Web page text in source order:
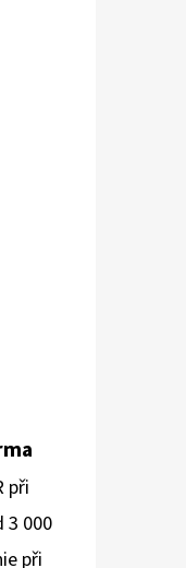
při
3 000
při